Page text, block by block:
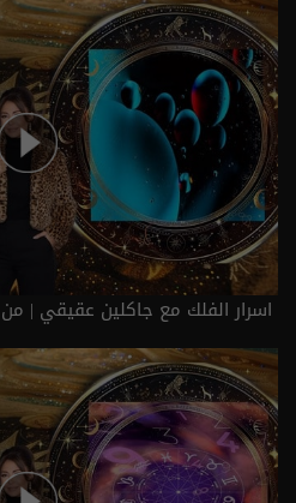
2026